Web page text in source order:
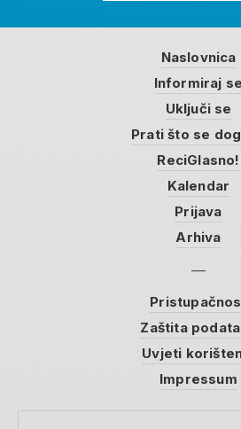
Naslovnica
Informiraj se
Uključi se
Prati što se
ReciGlasno!
Kalendar
Prijava
Arhiva
Zaštita
Uvjeti
Impressum